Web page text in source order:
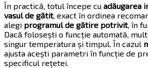
În practică, totul începe cu adăugarea
vasul de gătit, exact în ordinea
alegi programul de gătire potrivit, în
Dacă folosești o funcție automată,
singur temperatura și timpul. În cazul
ajusta acești parametri în funcție de
specificul rețetei.